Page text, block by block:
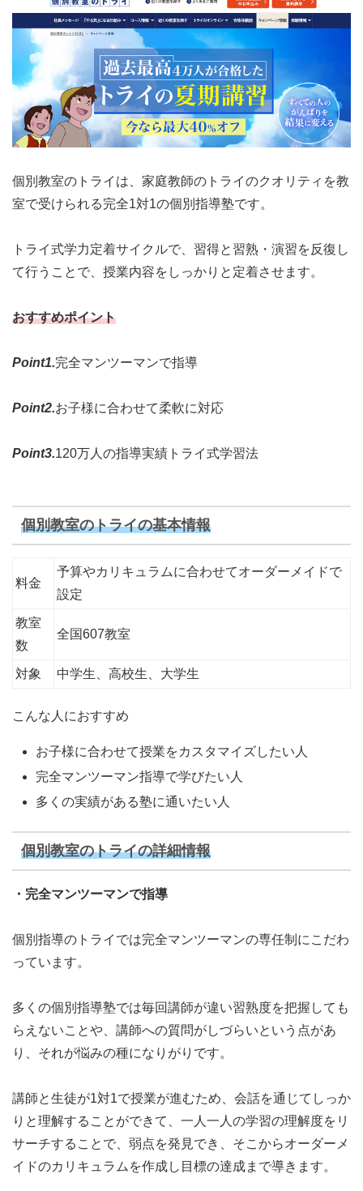
個別教室のトライは、家庭教師のトライのクオリティを教
室で受けられる完全1対1の個別指導塾です。
トライ式学力定着サイクルで、習得と習熟・演習を反復し
て行うことで、授業内容をしっかりと定着させます。
おすすめポイント
Point1.完全マンツーマンで指導
Point2.お子様に合わせて柔軟に対応
Point3.120万人の指導実績トライ式学習法
個別教室のトライの基本情報
料金
予算やカリキュラムに合わせてオーダーメイドで
設定
教室
数
全国607教室
対象 中学生、高校生、大学生
こんな人におすすめ
お子様に合わせて授業をカスタマイズしたい人
完全マンツーマン指導で学びたい人
多くの実績がある塾に通いたい人
個別教室のトライの詳細情報
・完全マンツーマンで指導
個別指導のトライでは完全マンツーマンの専任制にこだわ
っています。
多くの個別指導塾では毎回講師が違い習熟度を把握しても
らえないことや、講師への質問がしづらいという点があ
り、それが悩みの種になりがりです。
講師と生徒が1対1で授業が進むため、会話を通じてしっか
りと理解することができて、一人一人の学習の理解度をリ
サーチすることで、弱点を発見でき、そこからオーダーメ
イドのカリキュラムを作成し目標の達成まで導きます。